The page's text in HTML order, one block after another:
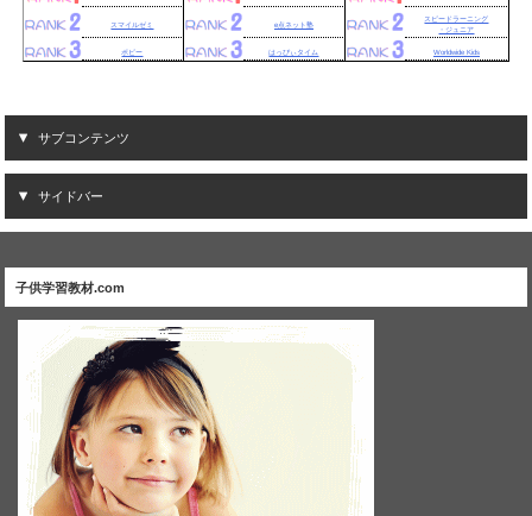
スマイルゼミ e点ネット塾
スピードラーニング
・ジュニア
ポピー はっぴぃタイム Worldwide Kids
サブコンテンツ
サイドバー
子供学習教材.com